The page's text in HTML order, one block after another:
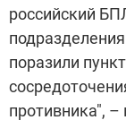
российский
поразили
противника",